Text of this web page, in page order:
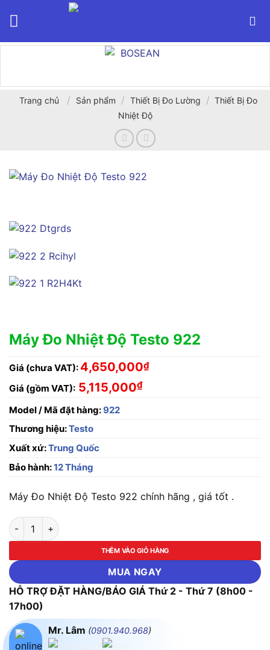
Trang chủ / Sản phẩm / Thiết Bị Đo Lường / Thiết Bị Đo
Nhiệt Độ
Máy Đo Nhiệt Độ Testo 922
Giá (chưa VAT): 4,650,000₫
Giá (gồm VAT): 5,115,000₫
Model / Mã đặt hàng:922
Thương hiệu:Testo
Xuất xứ:Trung Quốc
Bảo hành:12 Tháng
Máy Đo Nhiệt Độ Testo 922 chính hãng , giá tốt .
Máy Đo Nhiệt Độ Testo 922 số lượng
THÊM VÀO GIỎ HÀNG
MUA NGAY
HỖ TRỢ ĐẶT HÀNG/BÁO GIÁ Thứ 2 - Thứ 7 (8h00 -
17h00)
Mr. Lâm (0901.940.968)